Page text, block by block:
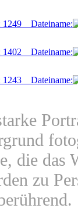
die das
zu